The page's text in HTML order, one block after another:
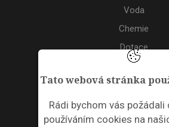
Tato webová stránka
Rádi bychom vás požádali
používáním cookies na
Voda
Chemie
Dotace
Akce
ODPADNÍ PLASTY